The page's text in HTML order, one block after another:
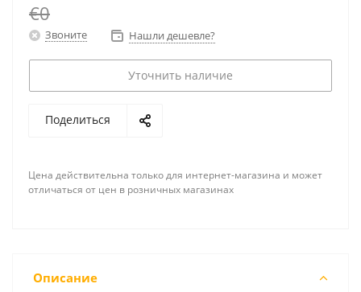
€0
Звоните Нашли дешевле?
Уточнить наличие
Поделиться
Цена действительна только для интернет-магазина и может
отличаться от цен в розничных магазинах
Описание